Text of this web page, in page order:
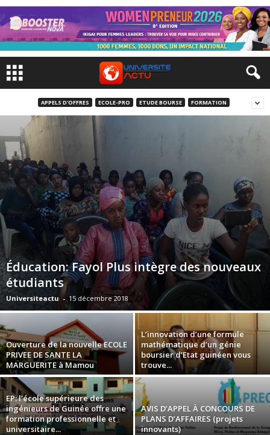
APPELS D'OFFRES ECOLE-PRO ETUDE BOURSE FORMATION
Éducation: Fayol Plus intègre des nouveaux
étudiants
Universiteactu - 15 décembre 2018
Ouverture de la nouvelle ECOLE
PRIVEE DE SANTE LA
MARGUERITE à Mamou
L’innovation d’une formule
mathématique d’un génie
boursier d’Etat guinéen vous
trouve...
EP: l’école supérieure des
ingénieurs de Guinée offre une
formation professionnelle et
universitaire...
AVIS D’APPEL À CONCOURS DE
PLANS D’AFFAIRES (projets
innovants)